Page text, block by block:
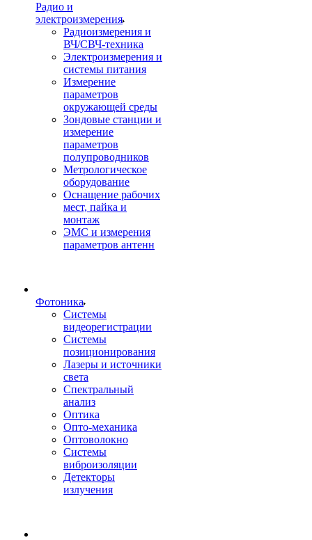
Радио и
электроизмерения
Радиоизмерения и
ВЧ/СВЧ-техника
Электроизмерения и
системы питания
Измерение
параметров
окружающей среды
Зондовые станции и
измерение
параметров
полупроводников
Метрологическое
оборудование
Оснащение рабочих
мест, пайка и
монтаж
ЭМС и измерения
параметров антенн
Фотоника
Cистемы
видеорегистрации
Системы
позиционирования
Лазеры и источники
света
Спектральный
анализ
Оптика
Опто-механика
Оптоволокно
Системы
виброизоляции
Детекторы
излучения